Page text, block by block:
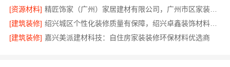
[资源材料]
精匠饰家（广州）家居建材有限公司，广州市区家装装修多少钱新房
[建筑装修]
绍兴城区个性化装修质量有保障，绍兴卓鑫装饰材料有限公司
[建筑装修] 嘉兴美派建材科技：自住房家装装修环保材料优选商